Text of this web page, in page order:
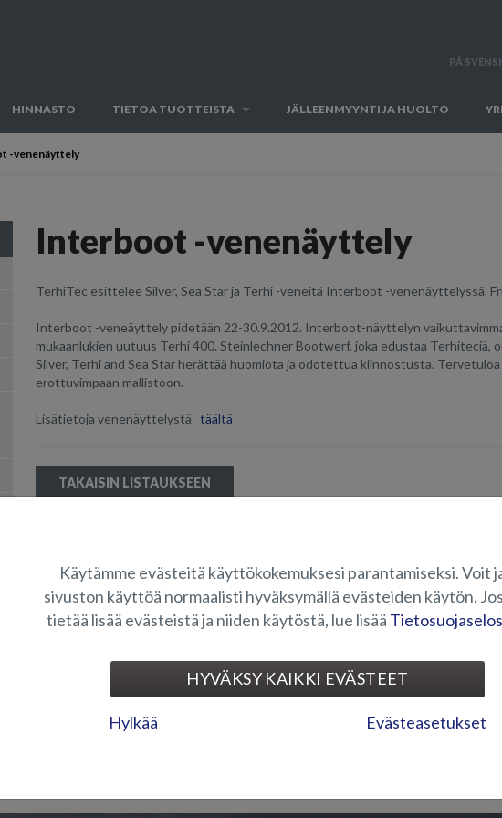
PÅ
HINNASTO TIETOA TUOTTEISTA JÄLLEENMYYNTI JA HUOLTO
-venenäyttely
Interboot -venenäyttely
TerhiTec esittelee Silver, Sea Star ja Terhi -veneitä Interboot -venenäyttelyssä,
Interboot -veneäyttely pidetään 22-30.9.2012. Interboot-näyttelyn
mukaanlukien uutuus Terhi 400. Steinlechner Bootwerf, joka edustaa
Silver, Terhi and Sea Star herättää huomiota ja odotettua kiinnostusta.
erottuvimpaan mallistoon.
Lisätietoja venenäyttelystä täältä
TAKAISIN LISTAUKSEEN
Käytämme evästeitä käyttökokemuksesi parantamiseksi. Voit
sivuston käyttöä normaalisti hyväksymällä evästeiden käytön.
tietää lisää evästeistä ja niiden käytöstä, lue lisää
HYVÄKSY KAIKKI EVÄSTEET
Hylkää Evästeasetukset